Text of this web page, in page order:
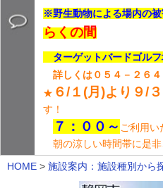
※野生動物による場内の
らくの間
ターゲットバードゴルフ
詳しくは０５４－２６
★ ６/１(月)より９/
す！
７：００～ ご利用い
朝の涼しい時間帯に是非
HOME > 施設案内：施設種別から